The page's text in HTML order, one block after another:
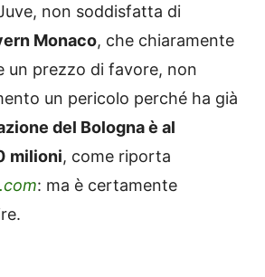
non soddisfatta di
Monaco, che chiaramente
un prezzo di favore, non
un pericolo perché ha già
del Bologna è al
milioni, come riporta
: ma è certamente